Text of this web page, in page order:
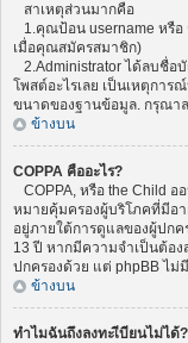
สาเหตุส่วนมากคือ
1.คุณป้อน username หรือ
เมื่อคุณสมัครสมาชิก)
2.Administrator ได้ลบชื่อ
โพสต์อะไรเลย เป็นเหตุการ
ขนาดของฐานข้อมูล. กรุณา
ข้างบน
COPPA คืออะไร?
COPPA, หรือ the Child อ
หมายคุ้มครองผู้บริโภคที่มีอา
อยู่ภายใต้การดูแลของผู้ปก
13 ปี หากมีความจำเป็นต้อ
ปกครองด้วย แต่ phpBB ไม่
ข้างบน
ทำไมฉันถึงลงทะเีบียนไม่ได้?